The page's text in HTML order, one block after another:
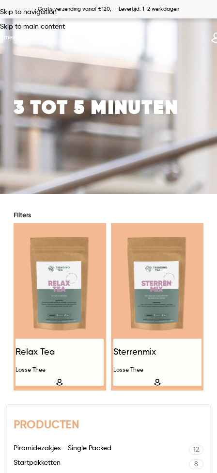
Skip to navigation
Skip to main content
Gratis verzending vanaf €120,- Levertijd: 1-2 werkdagen
menu
3 TOT 5 MINUTEN
PRODUCTEN
Piramidezakjes - Single Packed
12
Startpakketten
8
Filters
Relax Tea
Losse Thee
Sterrenmix
Losse Thee